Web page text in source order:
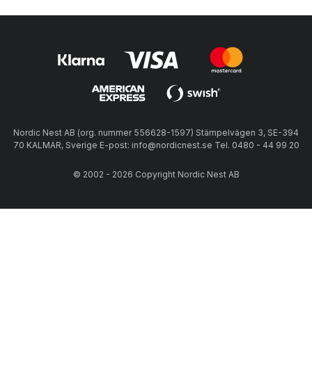
Nordic Nest AB (org. nummer 556628-1597) Stämpelvägen 3, SE-394
70 KALMAR, Sverige E-post: info@nordicnest.se Tel. 0480 - 44 99 20
© 2002 - 2026 Copyright Nordic Nest AB